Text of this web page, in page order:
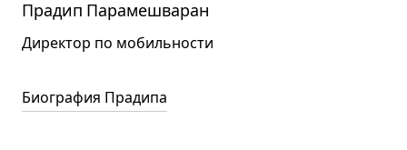
Прадип Парамешваран
Директор по мобильности
Биография Прадипа